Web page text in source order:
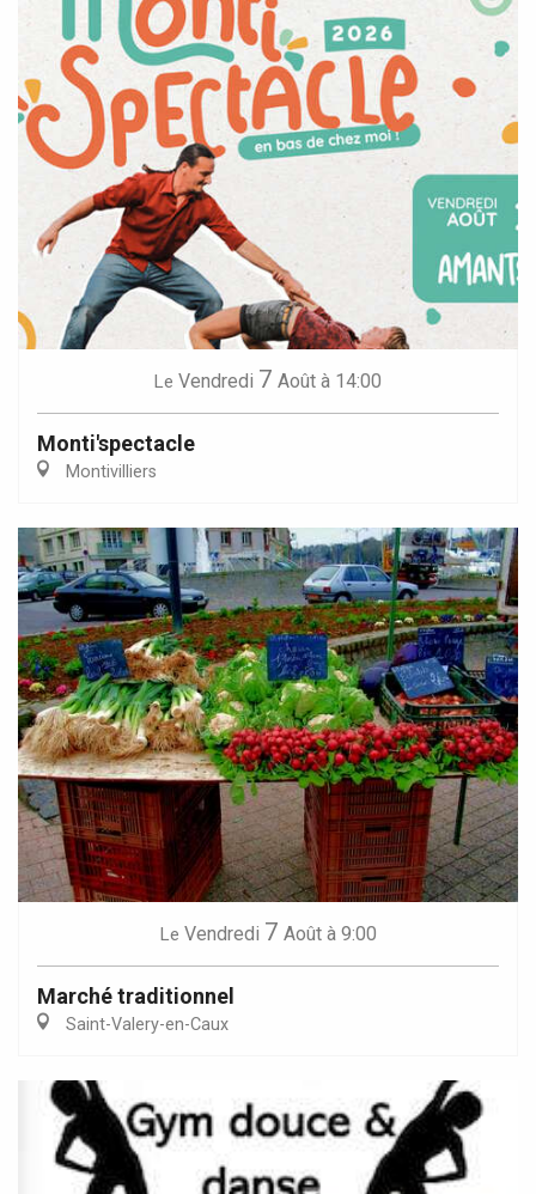
Le Vendredi 7 Août à 14:00
Monti'spectacle
Montivilliers
Le Vendredi 7 Août à 9:00
Marché traditionnel
Saint-Valery-en-Caux